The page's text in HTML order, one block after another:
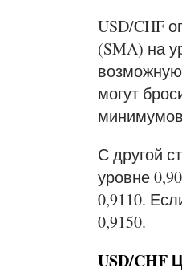
USD/CHF
(SMA) на
могут
С другой
уровне
0,9110.
0,9150.
USD/CHF